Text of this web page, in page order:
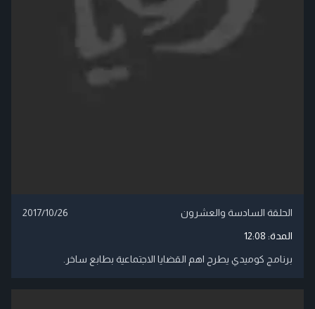
الحلقة السادسة والعشرون 2017/10/26
المدة: 12:08
برنامج كوميدي يطرح اهم القضايا الاجتماعية بطابع ساخر.